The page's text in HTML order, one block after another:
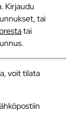
Kirjaudu
tai
tai
voit tilata